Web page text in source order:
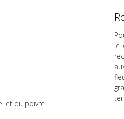
et du poivre.
le